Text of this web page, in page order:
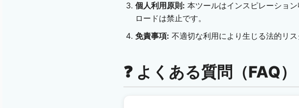
個人利用原則: 本ツールはインスピレーショ
ロードは禁止です。
免責事項: 不適切な利用により生じる法的リ
❓ よくある質問（FAQ）